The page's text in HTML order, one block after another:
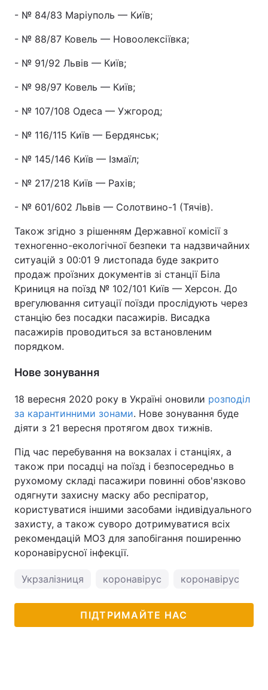
- № 84/83 Маріуполь — Київ;
- № 88/87 Ковель — Новоолексіївка;
- № 91/92 Львів — Київ;
- № 98/97 Ковель — Київ;
- № 107/108 Одеса — Ужгород;
- № 116/115 Київ — Бердянськ;
- № 145/146 Київ — Ізмаїл;
- № 217/218 Київ — Рахів;
- № 601/602 Львів — Солотвино-1 (Тячів).
Також згідно з рішенням Державної комісії з
техногенно-екологічної безпеки та надзвичайних
ситуацій з 00:01 9 листопада буде закрито
продаж проїзних документів зі станції Біла
Криниця на поїзд № 102/101 Київ — Херсон. До
врегулювання ситуації поїзди прослідують через
станцію без посадки пасажирів. Висадка
пасажирів проводиться за встановленим
порядком.
Нове зонування
18 вересня 2020 року в Україні оновили розподіл
за карантинними зонами. Нове зонування буде
діяти з 21 вересня протягом двох тижнів.
Під час перебування на вокзалах і станціях, а
також при посадці на поїзд і безпосередньо в
рухомому складі пасажири повинні обов'язково
одягнути захисну маску або респіратор,
користуватися іншими засобами індивідуального
захисту, а також суворо дотримуватися всіх
рекомендацій МОЗ для запобігання поширенню
коронавірусної інфекції.
Укрзалізниця коронавірус коронавірус в
ПІДТРИМАЙТЕ НАС